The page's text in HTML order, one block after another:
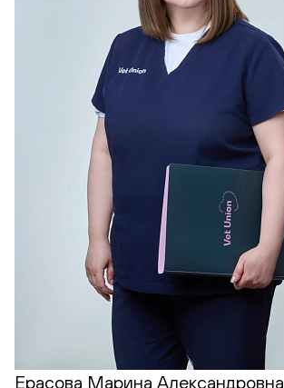
Ерасова Марина Александровна